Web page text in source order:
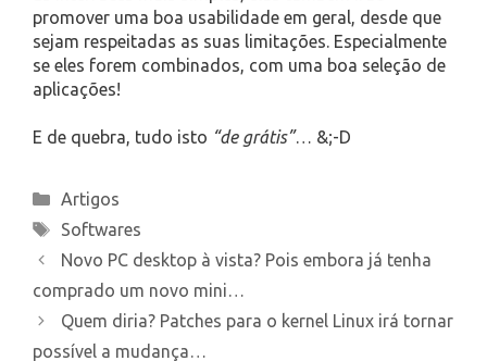
promover uma boa usabilidade em geral, desde que
sejam respeitadas as suas limitações. Especialmente
se eles forem combinados, com uma boa seleção de
aplicações!
E de quebra, tudo isto “de grátis”… &;-D
Categories
Artigos
Tags
Softwares
Novo PC desktop à vista? Pois embora já tenha
comprado um novo mini…
Quem diria? Patches para o kernel Linux irá tornar
possível a mudança…